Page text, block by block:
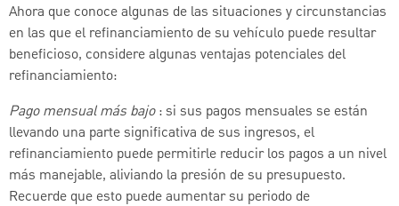
Ahora que conoce algunas de las situaciones y circunstancias
en las que el refinanciamiento de su vehículo puede resultar
beneficioso, considere algunas ventajas potenciales del
refinanciamiento:
Pago mensual más bajo: si sus pagos mensuales se están
llevando una parte significativa de sus ingresos, el
refinanciamiento puede permitirle reducir los pagos a un nivel
más manejable, aliviando la presión de su presupuesto.
Recuerde que esto puede aumentar su periodo de